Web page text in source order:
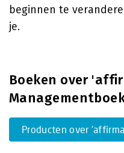
beginnen te
je.
Boeken over
Producten over